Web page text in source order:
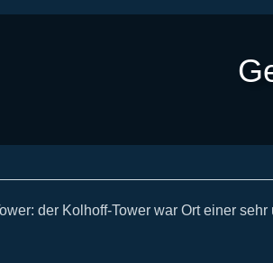
der Kolhoff-Tower war Ort einer